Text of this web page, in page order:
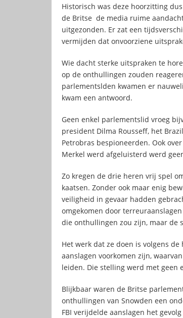
Historisch was deze hoorzitting
de Britse de media ruime
uitgezonden. Er zat een
vermijden dat onvoorziene
Wie dacht sterke uitspraken te
op de onthullingen zouden
parlementslden kwamen er
kwam een antwoord.
Geen enkel parlementslid vroeg
president Dilma Rousseff, het
Petrobras bespioneerden. Ook
Merkel werd afgeluisterd werd
Zo kregen de drie heren vrij spel
kaatsen. Zonder ook maar enig
veiligheid in gevaar hadden
omgekomen door
die onthullingen zou zijn, maar de
Het werk dat ze doen is volgens
aanslagen voorkomen zijn,
leiden. Die stelling werd met geen
Blijkbaar waren de Britse
onthullingen van Snowden een
FBI verijdelde aanslagen het